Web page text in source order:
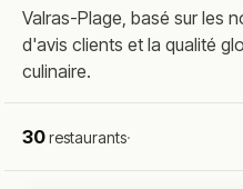
Valras-Plage, basé sur les
d'avis clients et la qualité
culinaire.
30restaurants·